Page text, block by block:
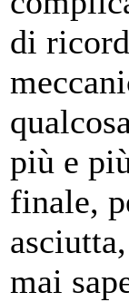
di
più e
finale,
mai